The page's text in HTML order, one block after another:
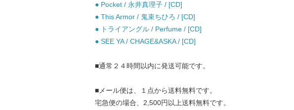
● Pocket / 永井真理子 / [CD]
● This Armor / 鬼束ちひろ / [CD]
● トライアングル / Perfume / [CD]
● SEE YA / CHAGE&ASKA / [CD]
■通常２４時間以内に発送可能です。
■メール便は、１点から送料無料です。
宅急便の場合、2,500円以上送料無料です。